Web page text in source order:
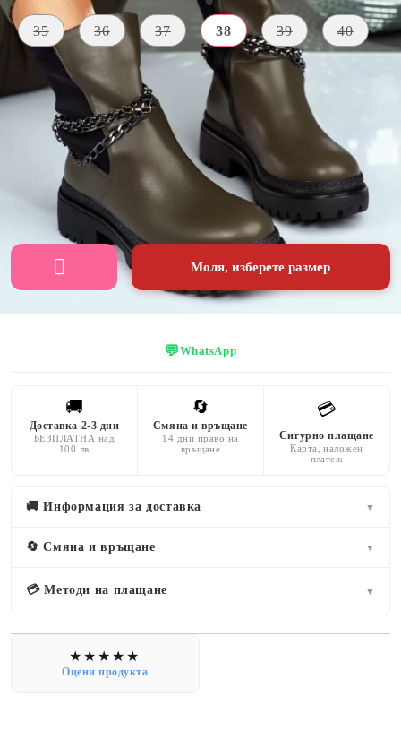
35 36 37 38 39 40
ЦВЯТ
зелено
МАТЕРИАЛ
Екологична
кожа
ВЪТРЕ
космат
ВИСОЧИНА
НА
ПОДМЕТКАТА
6 CM
Моля, изберете размер
💬WhatsApp
🚚
Доставка 2-3 дни
БЕЗПЛАТНА над
100 лв
🔄
Смяна и връщане
14 дни право на
връщане
💳
Сигурно плащане
Карта, наложен
платеж
🚚 Информация за доставка ▼
🔄 Смяна и връщане ▼
💳 Методи на плащане ▼
Оцени продукта